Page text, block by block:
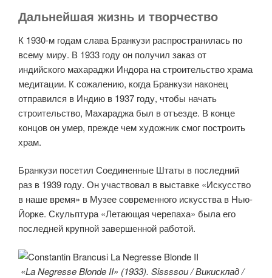
Дальнейшая жизнь и творчество
К 1930-м годам слава Бранкузи распространилась по
всему миру. В 1933 году он получил заказ от
индийского махараджи Индора на строительство храма
медитации. К сожалению, когда Бранкузи наконец
отправился в Индию в 1937 году, чтобы начать
строительство, Махараджа был в отъезде. В конце
концов он умер, прежде чем художник смог построить
храм.
Бранкузи посетил Соединенные Штаты в последний
раз в 1939 году. Он участвовал в выставке «Искусство
в наше время» в Музее современного искусства в Нью-
Йорке. Скульптура «Летающая черепаха» была его
последней крупной завершенной работой.
«La Negresse Blonde II» (1933). Sissssou / Викисклад /